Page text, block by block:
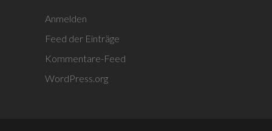
Anmelden
Feed der Einträge
Kommentare-Feed
WordPress.org